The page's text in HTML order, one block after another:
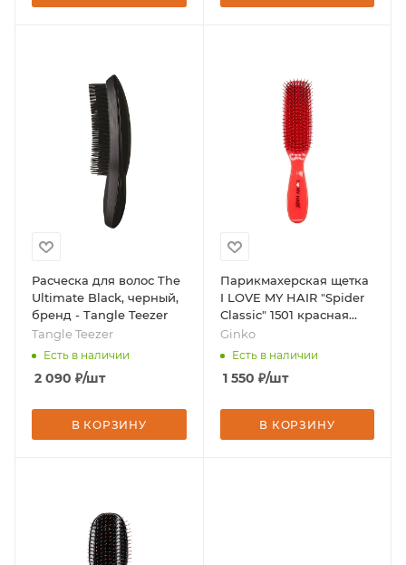
Расческа для волос The
Ultimate Black, черный,
бренд - Tangle Teezer
Tangle Teezer
Есть в наличии
2 090 ₽/шт
В КОРЗИНУ
Парикмахерская щетка
I LOVE MY HAIR "Spider
Classic" 1501 красная
глянцевая M, бренд -
Ginko
Ginko
Есть в наличии
1 550 ₽/шт
В КОРЗИНУ